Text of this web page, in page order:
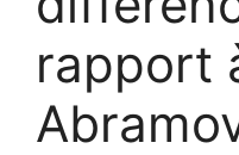
rapport